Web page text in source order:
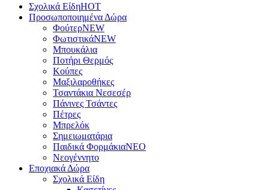
Σχολικά ΕίδηΗΟΤ
Προσωποποιημένα Δώρα
ΦούτερNEW
ΦωτιστικάNEW
Μπουκάλια
Ποτήρι Θερμός
Κούπες
Μαξιλαροθήκες
Τσαντάκια Νεσεσέρ
Πάνινες Τσάντες
Πέτρες
Μπρελόκ
Σημειωματάρια
Παιδικά ΦορμάκιαNEO
Νεογέννητο
Εποχιακά Δώρα
Σχολικά Είδη